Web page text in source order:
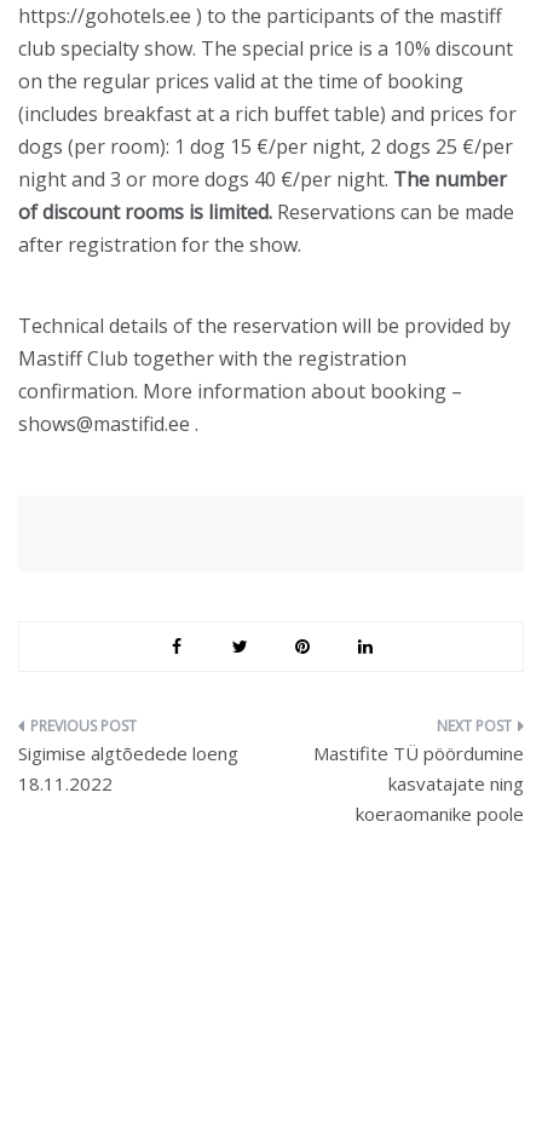
https://gohotels.ee ) to the participants of the mastiff
club specialty show. The special price is a 10% discount
on the regular prices valid at the time of booking
(includes breakfast at a rich buffet table) and prices for
dogs (per room): 1 dog 15 €/per night, 2 dogs 25 €/per
night and 3 or more dogs 40 €/per night. The number
of discount rooms is limited. Reservations can be made
after registration for the show.
Technical details of the reservation will be provided by
Mastiff Club together with the registration
confirmation. More information about booking –
shows@mastifid.ee .
Navigeerimine
Sigimise algtõedede loeng
18.11.2022
Mastifite TÜ pöördumine
kasvatajate ning
koeraomanike poole